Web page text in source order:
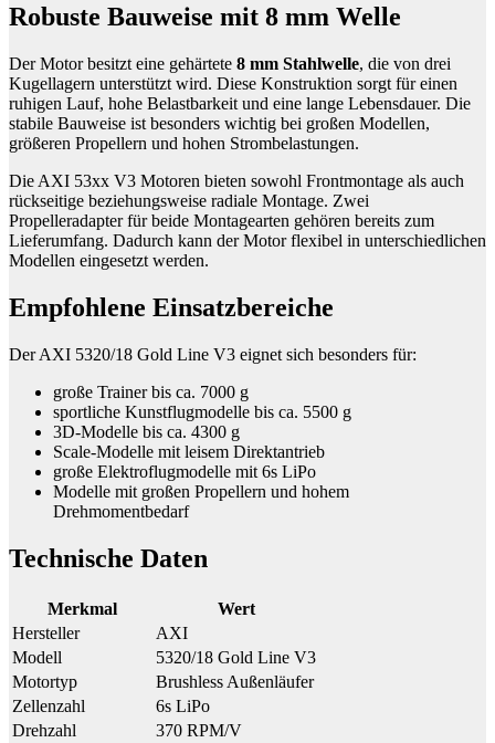
Robuste Bauweise mit 8 mm Welle
Der Motor besitzt eine gehärtete 8 mm Stahlwelle, die von drei
Kugellagern unterstützt wird. Diese Konstruktion sorgt für einen
ruhigen Lauf, hohe Belastbarkeit und eine lange Lebensdauer. Die
stabile Bauweise ist besonders wichtig bei großen Modellen,
größeren Propellern und hohen Strombelastungen.
Die AXI 53xx V3 Motoren bieten sowohl Frontmontage als auch
rückseitige beziehungsweise radiale Montage. Zwei
Propelleradapter für beide Montagearten gehören bereits zum
Lieferumfang. Dadurch kann der Motor flexibel in unterschiedlichen
Modellen eingesetzt werden.
Empfohlene Einsatzbereiche
Der AXI 5320/18 Gold Line V3 eignet sich besonders für:
große Trainer bis ca. 7000 g
sportliche Kunstflugmodelle bis ca. 5500 g
3D-Modelle bis ca. 4300 g
Scale-Modelle mit leisem Direktantrieb
große Elektroflugmodelle mit 6s LiPo
Modelle mit großen Propellern und hohem
Drehmomentbedarf
Technische Daten
Merkmal
Wert
Hersteller
AXI
Modell
5320/18 Gold Line V3
Motortyp
Brushless Außenläufer
Zellenzahl
6s LiPo
Drehzahl
370 RPM/V